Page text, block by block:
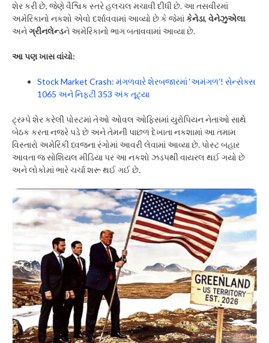
શેર કરી છે, જેણે વૈશ્વિક સ્તરે હલચલ મચાવી દીધી છે. આ તસવીરમાં
અમેરિકાનો નકશો એવો દર્શાવવામાં આવ્યો છે કે જેમાં કેનેડા, વેનેઝુએલા
અને ગ્રીનલેન્ડને અમેરિકાનો ભાગ બતાવવામાં આવ્યા છે.
આ પણ ખાસ વાંચો:
Stock Market Crash: મંગળવારે શેરબજારમાં ‘અમંગળ’! સેન્સેક્સ
1065 અને નિફ્ટી 353 અંક તૂટ્યા
ટ્રમ્પે શેર કરેલી પોસ્ટમાં તેઓ ઓવલ ઓફિસમાં યુરોપિયન નેતાઓ સાથે
બેઠક કરતા નજરે પડે છે અને તેમની પાછળ દેખાતા નકશામાં આ તમામ
વિસ્તારો અમેરિકી ધ્વજના રંગોમાં આવરી લેવામાં આવ્યા છે. પોસ્ટ બહાર
આવતા જ સોશિયલ મીડિયા પર આ નકશો ઝડપથી વાયરલ થઈ ગયો છે
અને લોકોમાં ભારે ચર્ચા શરૂ થઈ ગઈ છે.